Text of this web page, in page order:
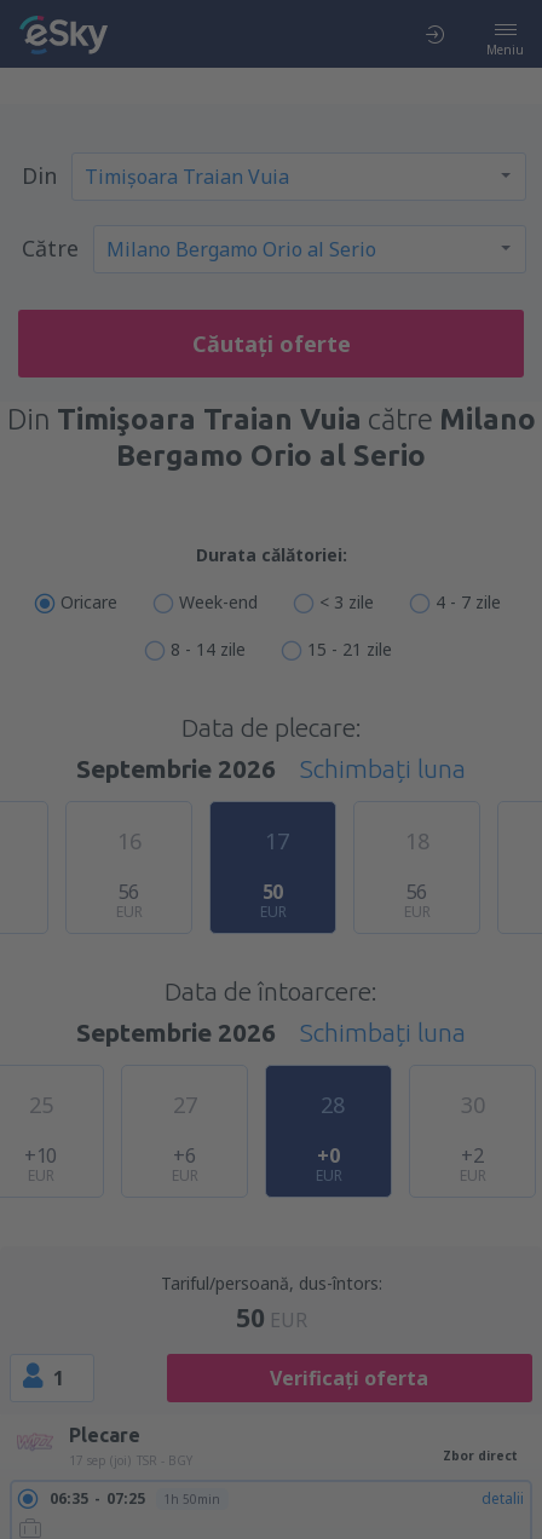
Meniu
Din
Către
Căutați oferte
Din Timişoara Traian Vuia către Milano
Bergamo Orio al Serio
Durata călătoriei:
Oricare Week-end < 3 zile 4 - 7 zile
8 - 14 zile 15 - 21 zile
Data de plecare:
Septembrie 2026
Schimbați luna
16
56
EUR
17
50
EUR
18
56
EUR
Data de întoarcere:
Septembrie 2026
Schimbați luna
25
+10
EUR
27
+6
EUR
28
+0
EUR
30
+2
EUR
Tariful/persoană, dus-întors:
50 EUR
1 Verificați oferta
Plecare
17 sep (joi) TSR - BGY Zbor direct
06:35 07:25 1h 50min detalii